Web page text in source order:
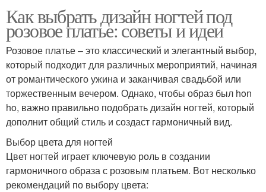
Как выбрать дизайн ногтей под
розовое платье: советы и идеи
Розовое платье – это классический и элегантный выбор,
который подходит для различных мероприятий, начиная
от романтического ужина и заканчивая свадьбой или
торжественным вечером. Однако, чтобы образ был hon
ho, важно правильно подобрать дизайн ногтей, который
дополнит общий стиль и создаст гармоничный вид.
Выбор цвета для ногтей
Цвет ногтей играет ключевую роль в создании
гармоничного образа с розовым платьем. Вот несколько
рекомендаций по выбору цвета: